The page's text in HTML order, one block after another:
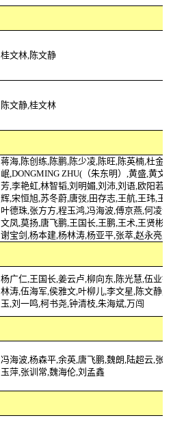
桂文林,陈文静
陈文静,桂文林
蒋海,陈创练,陈鹏,陈少凌,陈旺,陈英楠,杜金
岷,DONGMING ZHU(（朱东明）,黄盛,黄文
芳,李艳虹,林智韬,刘明媚,刘沛,刘语,欧阳若
辉,宋恒旭,苏冬蔚,唐弢,田存志,王航,王玮,王
叶德珠,张方方,程玉鸿,冯海波,傅京燕,何凌
文凤,莫扬,唐飞鹏,王国长,王鹏,王术,王贤彬,
谢宝剑,杨本建,杨林涛,杨亚平,张萃,赵永亮,
杨广仁,王国长,姜云卢,柳向东,陈光慧,伍业
林涛,伍海军,侯雅文,叶柳儿,李文星,陈文静,
玉,刘一鸣,柯书尧,钟清枝,朱海斌,万闯
冯海波,杨森平,余英,唐飞鹏,魏朗,陆超云,张
玉萍,张训常,魏海伦,刘孟鑫